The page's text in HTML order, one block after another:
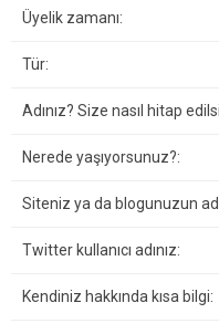
Üyelik zamanı:
Tür:
Adınız? Size nasıl hitap
Nerede yaşıyorsunuz?:
Siteniz ya da blogunuzun
Twitter kullanıcı adınız:
Kendiniz hakkında kısa bilgi: